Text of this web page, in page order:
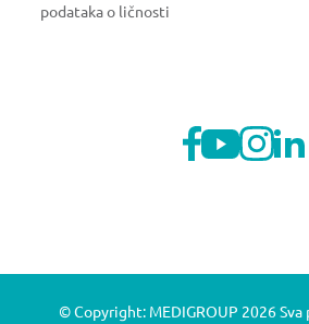
podataka o ličnosti
© Copyright: MEDIGROUP 2026 Sva